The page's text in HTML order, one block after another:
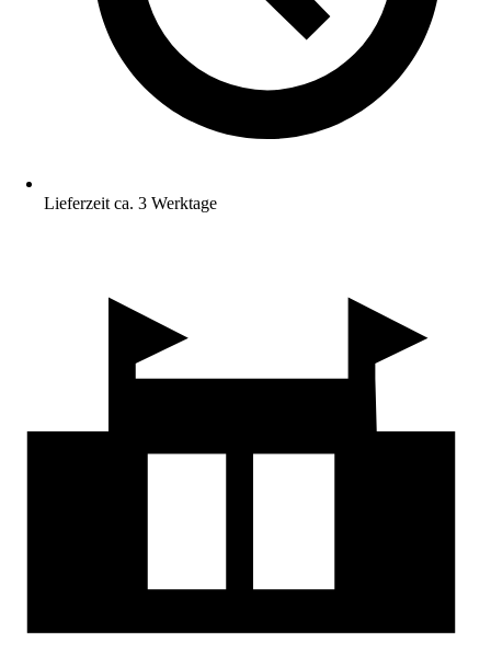
Lieferzeit ca. 3 Werktage